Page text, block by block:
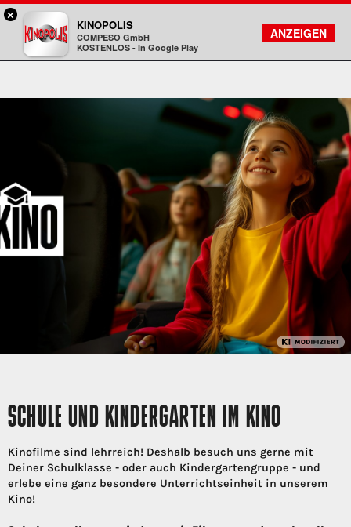
Kinopolis
FILMSUCHE
KONTO
SCHULE UND KINDERGARTEN IM KINO
Kinofilme sind lehrreich! Deshalb besuch uns gerne mit
Deiner Schulklasse - oder auch Kindergartengruppe - und
erlebe eine ganz besondere Unterrichtseinheit in unserem
Kino!
×
KINOPOLIS
COMPESO GmbH
KOSTENLOS - In Google Play
ANZEIGEN